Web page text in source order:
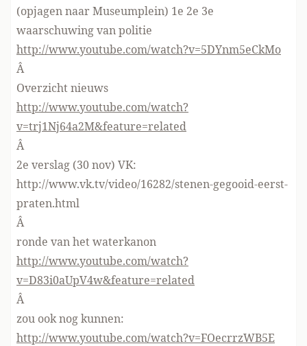
(opjagen naar Museumplein) 1e 2e 3e
waarschuwing van politie
http://www.youtube.com/watch?v=5DYnm5eCkMo
Â
Overzicht nieuws
http://www.youtube.com/watch?
v=trj1Nj64a2M&feature=related
Â
2e verslag (30 nov) VK:
http://www.vk.tv/video/16282/stenen-gegooid-eerst-
praten.html
Â
ronde van het waterkanon
http://www.youtube.com/watch?
v=D83i0aUpV4w&feature=related
Â
zou ook nog kunnen:
http://www.youtube.com/watch?v=FOecrrzWB5E